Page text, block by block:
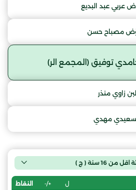
عربي عبد البديع
مصباح حسن
توفيق (المجمع الر)
زاوي منذر
مهدي
من 16 سنة ( ج )
ل +/- النقاط